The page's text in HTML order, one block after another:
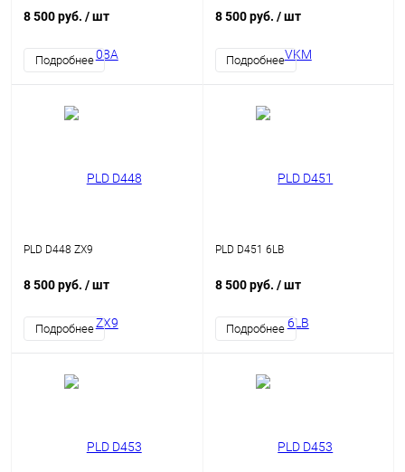
8 500 руб. / шт
Подробнее
8 500 руб. / шт
Подробнее
PLD D448 ZX9
8 500 руб. / шт
Подробнее
PLD D451 6LB
8 500 руб. / шт
Подробнее